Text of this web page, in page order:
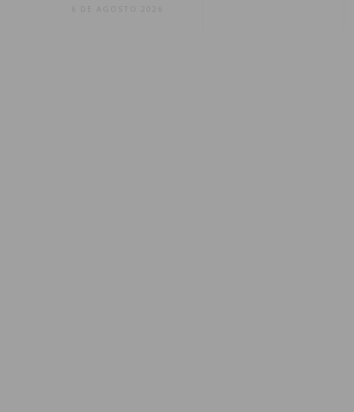
6 DE AGOSTO 2026